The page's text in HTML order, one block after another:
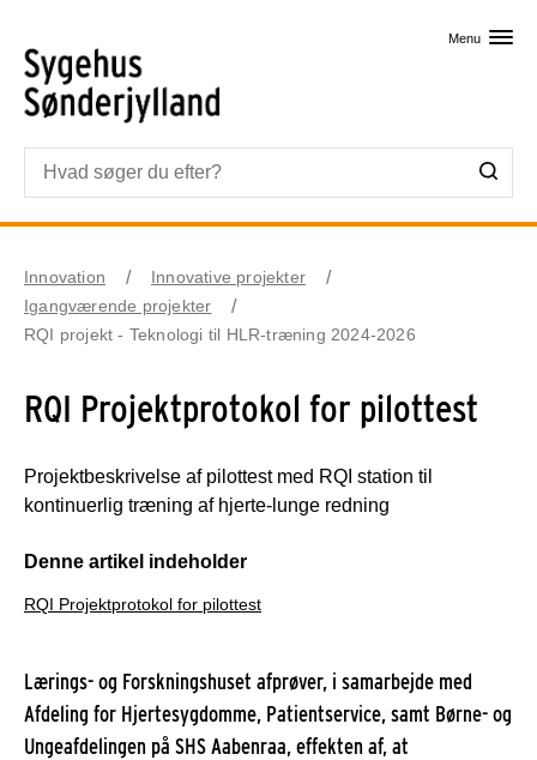
Menu
Innovation
Innovative projekter
Igangværende projekter
RQI projekt - Teknologi til HLR-træning 2024-2026
RQI Projektprotokol for pilottest
Projektbeskrivelse af pilottest med RQI station til
kontinuerlig træning af hjerte-lunge redning
Denne artikel indeholder
RQI Projektprotokol for pilottest
Lærings- og Forskningshuset afprøver, i samarbejde med
Afdeling for Hjertesygdomme, Patientservice, samt Børne- og
Ungeafdelingen på SHS Aabenraa, effekten af, at